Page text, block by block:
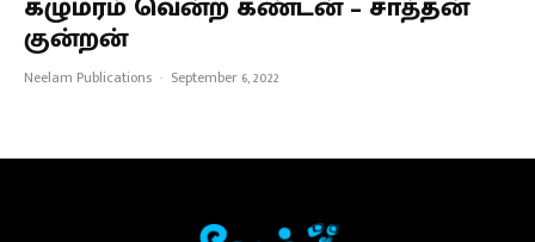
குன்றன்
Neelam Publications · September 6, 2022